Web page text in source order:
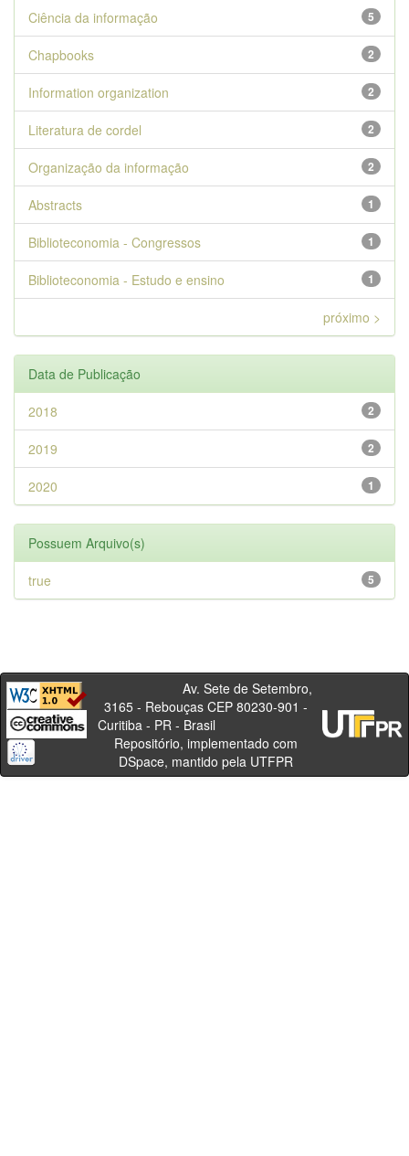
5
Ciência da informação
2
Chapbooks
2
Information organization
2
Literatura de cordel
2
Organização da informação
1
Abstracts
1
Biblioteconomia - Congressos
1
Biblioteconomia - Estudo e ensino
próximo >
Data de Publicação
2
2018
2
2019
1
2020
Possuem Arquivo(s)
5
true
Av. Sete de Setembro,
3165 - Rebouças CEP 80230-901 -
Curitiba - PR - Brasil
Repositório, implementado com
DSpace, mantido pela UTFPR